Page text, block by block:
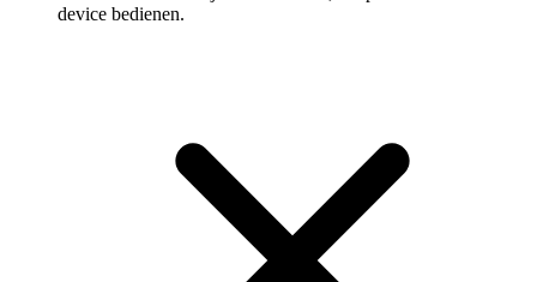
device bedienen.